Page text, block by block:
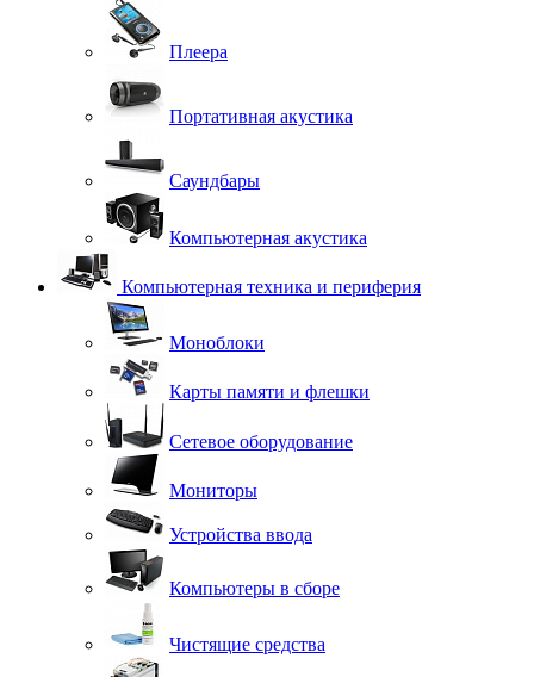
Плеера
Портативная акустика
Саундбары
Компьютерная акустика
Компьютерная техника и периферия
Моноблоки
Карты памяти и флешки
Сетевое оборудование
Мониторы
Устройства ввода
Компьютеры в сборе
Чистящие средства